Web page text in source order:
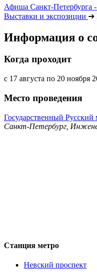
Афиша Санкт-Петербурга -
Выставки и экспозиции ➔
Информация о
Когда проходит
с 17 августа по 20 ноября
Место проведения
Государственный Русский
Санкт-Петербург,
Станция метро
Невский проспект